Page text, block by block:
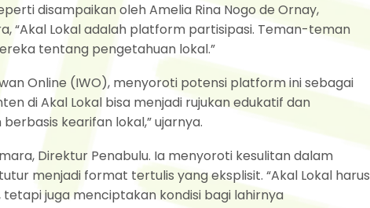
disampaikan oleh Amelia Rina Nogo de Ornay,
“Akal Lokal adalah platform partisipasi. Teman-teman
tentang pengetahuan lokal.”
Online (IWO), menyoroti potensi platform ini sebagai
di Akal Lokal bisa menjadi rujukan edukatif dan
kearifan lokal,” ujarnya.
Direktur Penabulu. Ia menyoroti kesulitan dalam
menjadi format tertulis yang eksplisit. “Akal Lokal harus
juga menciptakan kondisi bagi lahirnya